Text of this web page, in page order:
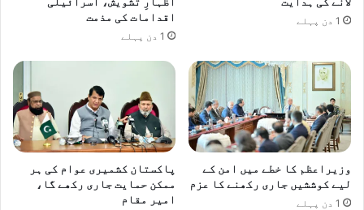
1 دن پہلے
اقدامات کی مذمت
1 دن پہلے
وزیراعظم کا خطے میں امن کے
لیے کوششیں جاری رکھنے کا عزم
1 دن پہلے
پاکستان کشمیری عوام کی ہر
ممکن حمایت جاری رکھے گا،
امیر مقام